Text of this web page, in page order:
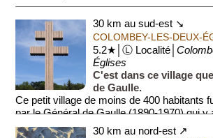
30 km au sud-est ↘
COLOMBEY-LES-DEUX-
5.2★│Ⓛ Localité│
Églises
C'est dans ce village
de Gaulle.
Ce petit village de moins de 400 habitants
par le Général de Gaulle (1890-1970) qui y
propriété, La Boisserie.30 km au nord-est ↗